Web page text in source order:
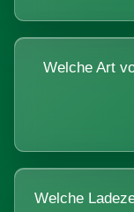
Welche Art
Welche